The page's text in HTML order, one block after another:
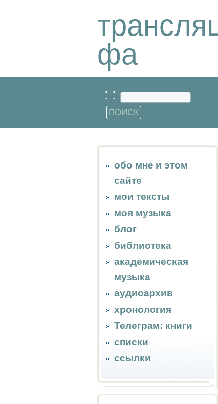
фа
: :
обо мне и этом
сайте
мои тексты
моя музыка
блог
библиотека
академическая
музыка
аудиоархив
хронология
Телеграм: книги
списки
ссылки